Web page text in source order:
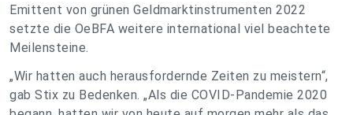
Emittent von grünen Geldmarktinstrumenten 2022
setzte die OeBFA weitere international viel beachtete
Meilensteine.
„Wir hatten auch herausfordernde Zeiten zu meistern“,
gab Stix zu Bedenken. „Als die COVID-Pandemie 2020